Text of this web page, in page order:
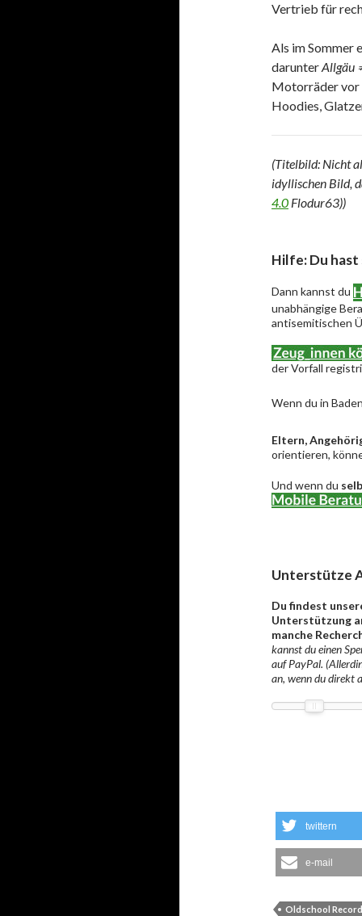
Vertrieb für
Als im Sommer
darunterAllgäu
Motorräder vor
Hoodies,
(Titelbild: Nicht
idyllischen Bild,
4.0 Flodur63))
Hilfe: Du
Dann kannst du
unabhängige
antisemitischen
der Vorfall
Wenn du in
Eltern,
orientieren,
Und wenn du
Unterstütze
Du findest
Unterstützung
manche
kannst du einen
auf PayPal.
an, wenn du direkt
twittern
e-mail
Oldschool